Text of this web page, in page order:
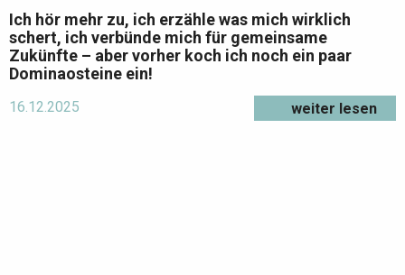
Ich hör mehr zu, ich erzähle was mich wirklich
schert, ich verbünde mich für gemeinsame
Zukünfte – aber vorher koch ich noch ein paar
Dominaosteine ein!
16.12.2025 weiter lesen